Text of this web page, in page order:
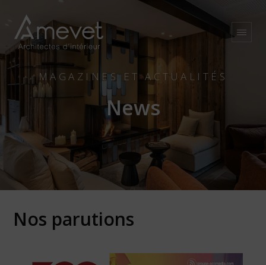
MAGAZINES ET ACTUALITÉS
News
Nos parutions